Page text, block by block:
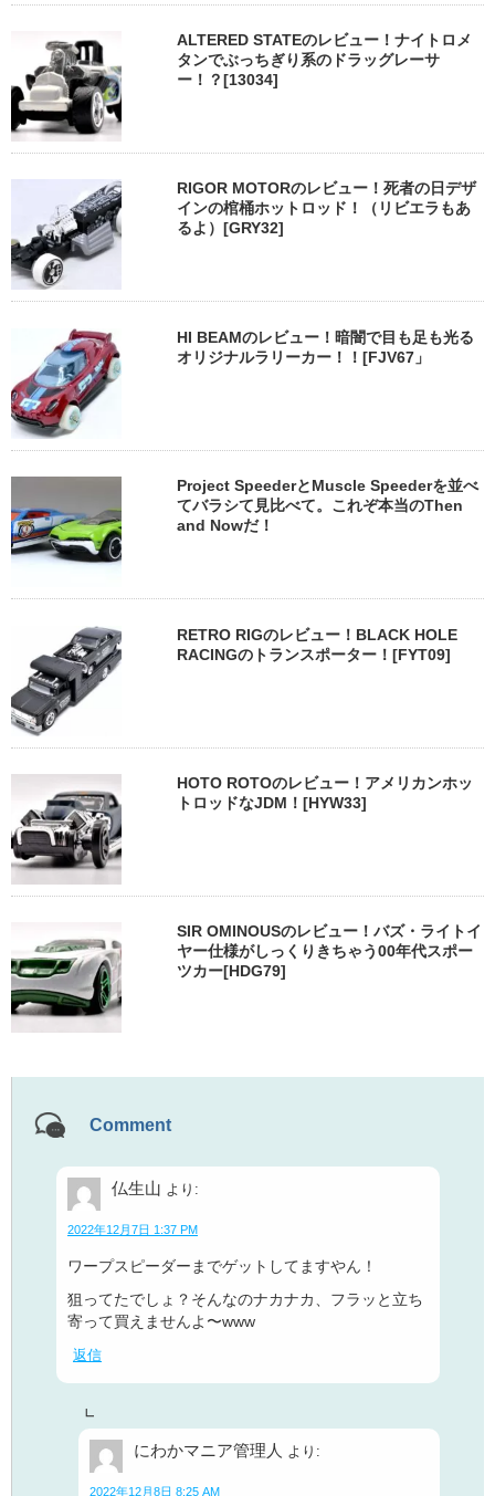
ALTERED STATEのレビュー！ナイトロメ
タンでぶっちぎり系のドラッグレーサ
ー！？[13034]
RIGOR MOTORのレビュー！死者の日デザ
インの棺桶ホットロッド！（リビエラもあ
るよ）[GRY32]
HI BEAMのレビュー！暗闇で目も足も光る
オリジナルラリーカー！！[FJV67」
Project SpeederとMuscle Speederを並べ
てバラシて見比べて。これぞ本当のThen
and Nowだ！
RETRO RIGのレビュー！BLACK HOLE
RACINGのトランスポーター！[FYT09]
HOTO ROTOのレビュー！アメリカンホッ
トロッドなJDM！[HYW33]
SIR OMINOUSのレビュー！バズ・ライトイ
ヤー仕様がしっくりきちゃう00年代スポー
ツカー[HDG79]
Comment
仏生山 より:
2022年12月7日 1:37 PM
ワープスピーダーまでゲットしてますやん！
狙ってたでしょ？そんなのナカナカ、フラッと立ち
寄って買えませんよ〜www
返信
にわかマニア管理人 より:
2022年12月8日 8:25 AM